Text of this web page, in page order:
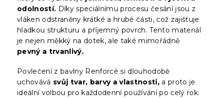
odolností. Díky speciálnímu procesu česání jsou z
vláken odstraněny krátké a hrubé části, což zajišťuje
hladkou strukturu a příjemný povrch. Tento materiál
je nejen měkký na dotek, ale také mimořádně
pevný a trvanlivý.
Povlečení z bavlny Renforcé si dlouhodobě
uchovává svůj tvar, barvy a vlastnosti, a proto je
ideální volbou pro každodenní používání po celý rok.